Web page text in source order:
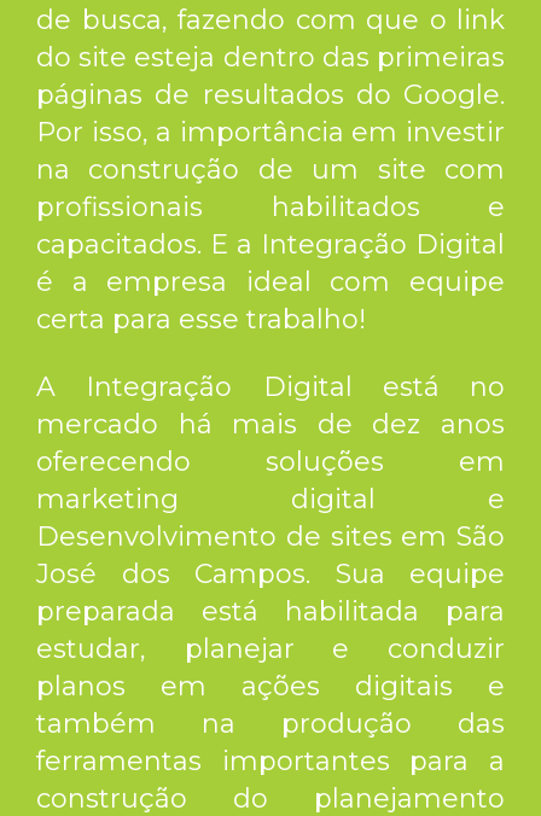
de busca, fazendo com que o link
do site esteja dentro das primeiras
páginas de resultados do Google.
Por isso, a importância em investir
na construção de um site com
profissionais habilitados e
capacitados. E a Integração Digital
é a empresa ideal com equipe
certa para esse trabalho!
A Integração Digital está no
mercado há mais de dez anos
oferecendo soluções em
marketing digital e
Desenvolvimento de sites em São
José dos Campos. Sua equipe
preparada está habilitada para
estudar, planejar e conduzir
planos em ações digitais e
também na produção das
ferramentas importantes para a
construção do planejamento